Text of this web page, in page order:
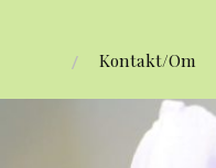
Kontakt/Om